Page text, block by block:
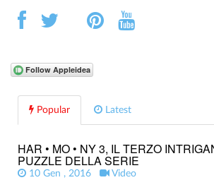
Popular Latest
HAR • MO • NY 3, IL TERZO
PUZZLE DELLA SERIE
10 Gen , 2016 Video